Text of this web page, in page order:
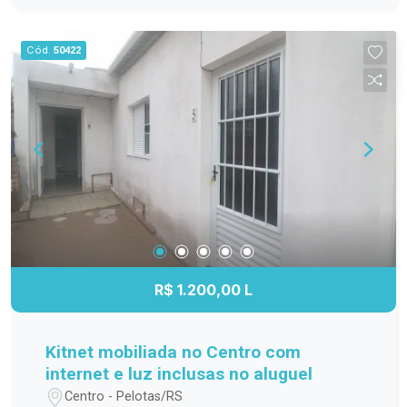
aproveitamento do espaço; Banheiro completo;
Apartamento localizado no 3º andar,
proporcionando mais privacidade, boa ventilação
e excelente iluminação natural. Localização
Localizado na Avenida Duque de Caxias, o
Residencial Estrela Gaúcha oferece fácil acesso
aos principais pontos da cidade. O imóvel está
próximo a supermercados, escolas, farmácias,
transporte público e diversos comércios e
serviços, trazendo mais praticidade para o dia a
de conhecer este apartamento. Entre em contato
e agende sua visita para descobrir tudo o que
Cód. 50422
R$ 1.200,00 L
Kitnet mobiliada no Centro com
internet e luz inclusas no aluguel
Centro - Pelotas/RS